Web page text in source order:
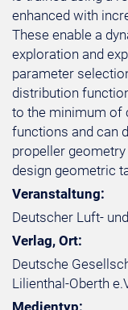
enhanced with
These enable a
exploration and
parameter
distribution
to the minimum of
functions and can
propeller
design geometric
Veranstaltung:
Deutscher Luft-
Verlag, Ort:
Deutsche
Lilienthal-Oberth
Medientyp: